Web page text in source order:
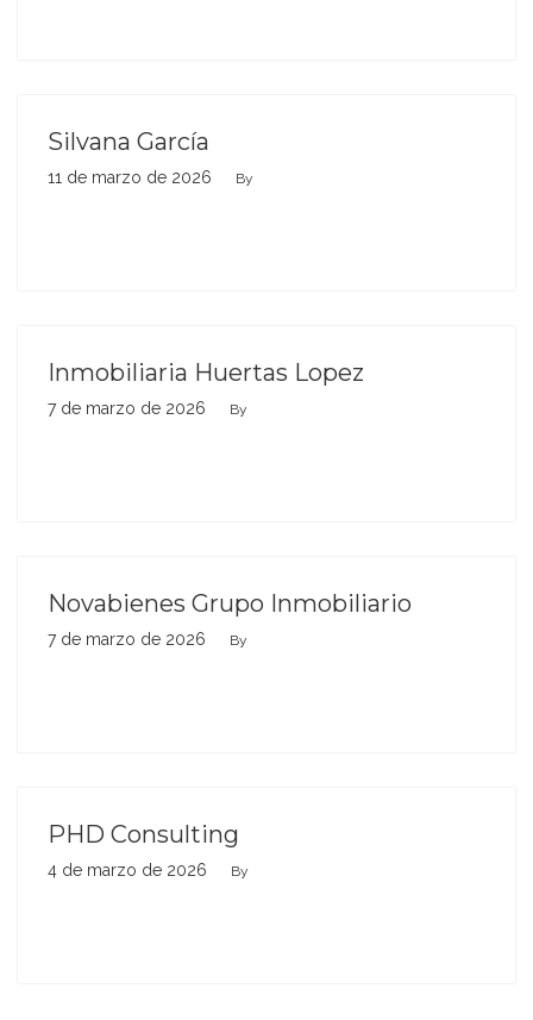
Silvana García
11 de marzo de 2026 By
Inmobiliaria Huertas Lopez
7 de marzo de 2026 By
Novabienes Grupo Inmobiliario
7 de marzo de 2026 By
PHD Consulting
4 de marzo de 2026 By